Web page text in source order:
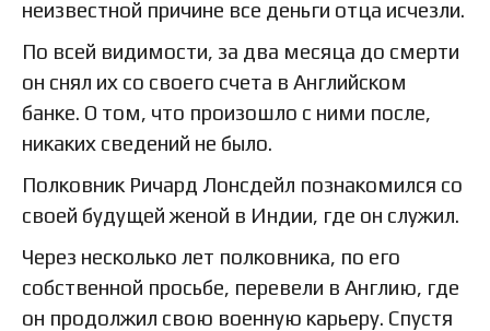
неизвестной причине все деньги отца исчезли.
По всей видимости, за два месяца до смерти
он снял их со своего счета в Английском
банке. О том, что произошло с ними после,
никаких сведений не было.
Полковник Ричард Лонсдейл познакомился со
своей будущей женой в Индии, где он служил.
Через несколько лет полковника, по его
собственной просьбе, перевели в Англию, где
он продолжил свою военную карьеру. Спустя